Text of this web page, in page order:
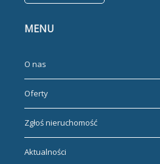
MENU
O nas
Oferty
Zgłoś nieruchomość
Aktualności